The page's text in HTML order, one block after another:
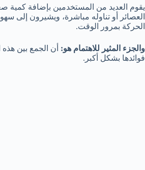
يقوم العديد من المستخدمين بإضافة كمية
العصائر أو تناوله مباشرة، ويشيرون إلى
الحركة بمرور الوقت.
والجزء المثير للاهتمام هو: أن الجمع بين هذه
فوائدها بشكل أكبر.